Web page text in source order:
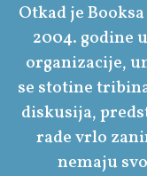
Otkad je
2004. godine
organizacije,
se stotine
diskusija,
rade vrlo
nemaju